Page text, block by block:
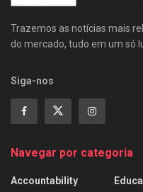
Trazemos as notícias mais
do mercado, tudo em um só
Siga-nos
Navegar por categoria
Accountability